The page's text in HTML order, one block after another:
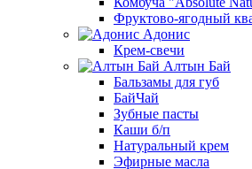
Фруктово-ягодный
Адонис
Крем-свечи
Алтын Бай
Бальзамы для губ
БайЧай
Зубные пасты
Каши б/п
Натуральный крем
Эфирные масла